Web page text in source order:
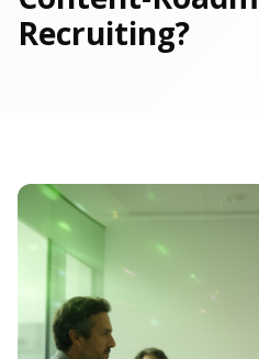
Recruiting?